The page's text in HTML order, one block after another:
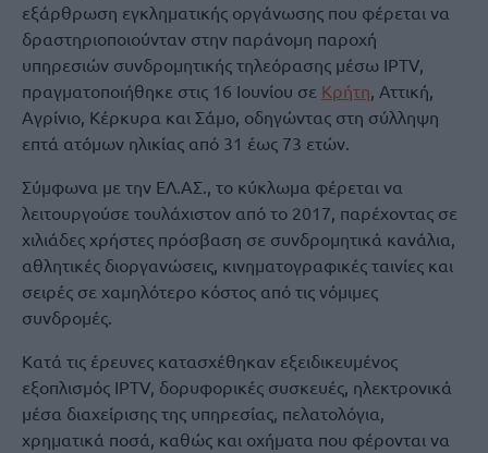
εξάρθρωση εγκληματικής οργάνωσης που φέρεται να
δραστηριοποιούνταν στην παράνομη παροχή
υπηρεσιών συνδρομητικής τηλεόρασης μέσω IPTV,
πραγματοποιήθηκε στις 16 Ιουνίου σε Κρήτη, Αττική,
Αγρίνιο, Κέρκυρα και Σάμο, οδηγώντας στη σύλληψη
επτά ατόμων ηλικίας από 31 έως 73 ετών.
Σύμφωνα με την ΕΛ.ΑΣ., το κύκλωμα φέρεται να
λειτουργούσε τουλάχιστον από το 2017, παρέχοντας σε
χιλιάδες χρήστες πρόσβαση σε συνδρομητικά κανάλια,
αθλητικές διοργανώσεις, κινηματογραφικές ταινίες και
σειρές σε χαμηλότερο κόστος από τις νόμιμες
συνδρομές.
Κατά τις έρευνες κατασχέθηκαν εξειδικευμένος
εξοπλισμός IPTV, δορυφορικές συσκευές, ηλεκτρονικά
μέσα διαχείρισης της υπηρεσίας, πελατολόγια,
χρηματικά ποσά, καθώς και οχήματα που φέρονται να